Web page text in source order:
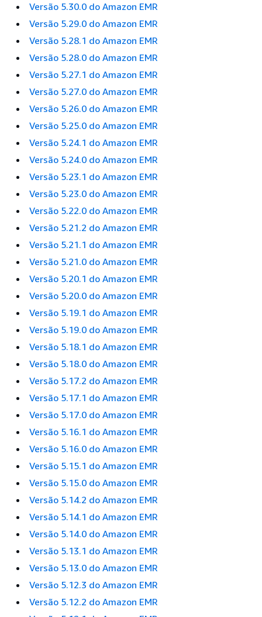
Versão 5.30.0 do Amazon EMR
Versão 5.29.0 do Amazon EMR
Versão 5.28.1 do Amazon EMR
Versão 5.28.0 do Amazon EMR
Versão 5.27.1 do Amazon EMR
Versão 5.27.0 do Amazon EMR
Versão 5.26.0 do Amazon EMR
Versão 5.25.0 do Amazon EMR
Versão 5.24.1 do Amazon EMR
Versão 5.24.0 do Amazon EMR
Versão 5.23.1 do Amazon EMR
Versão 5.23.0 do Amazon EMR
Versão 5.22.0 do Amazon EMR
Versão 5.21.2 do Amazon EMR
Versão 5.21.1 do Amazon EMR
Versão 5.21.0 do Amazon EMR
Versão 5.20.1 do Amazon EMR
Versão 5.20.0 do Amazon EMR
Versão 5.19.1 do Amazon EMR
Versão 5.19.0 do Amazon EMR
Versão 5.18.1 do Amazon EMR
Versão 5.18.0 do Amazon EMR
Versão 5.17.2 do Amazon EMR
Versão 5.17.1 do Amazon EMR
Versão 5.17.0 do Amazon EMR
Versão 5.16.1 do Amazon EMR
Versão 5.16.0 do Amazon EMR
Versão 5.15.1 do Amazon EMR
Versão 5.15.0 do Amazon EMR
Versão 5.14.2 do Amazon EMR
Versão 5.14.1 do Amazon EMR
Versão 5.14.0 do Amazon EMR
Versão 5.13.1 do Amazon EMR
Versão 5.13.0 do Amazon EMR
Versão 5.12.3 do Amazon EMR
Versão 5.12.2 do Amazon EMR